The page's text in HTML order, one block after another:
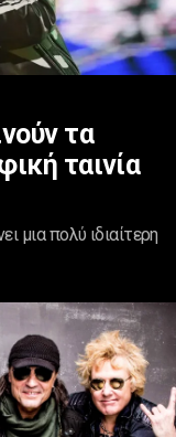
τα
ταινία
μια πολύ ιδιαίτερη